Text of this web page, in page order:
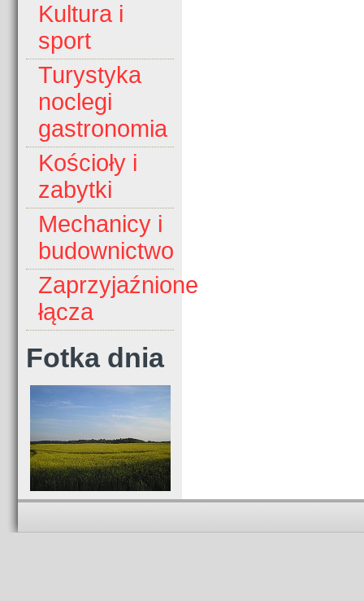
Kultura i
sport
Turystyka
noclegi
gastronomia
Kościoły i
zabytki
Mechanicy i
budownictwo
Zaprzyjaźnione
łącza
Fotka dnia